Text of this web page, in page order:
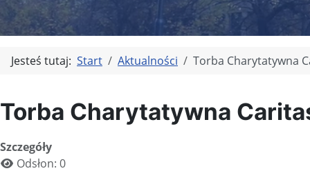
Jesteś tutaj: Start Aktualności Torba Charytatywna
Torba Charytatywna
Szczegóły
Odsłon: 0